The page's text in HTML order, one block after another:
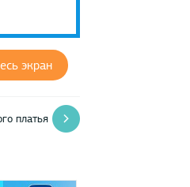
экран
платья